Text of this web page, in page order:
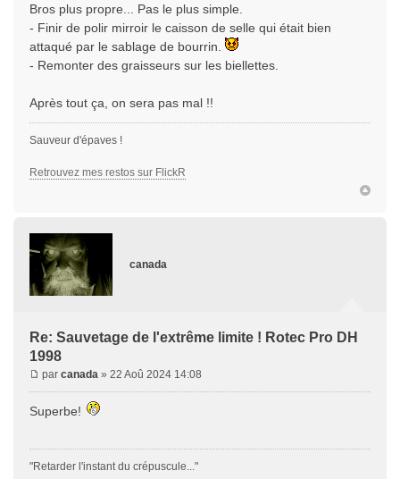
Bros plus propre... Pas le plus simple.
- Finir de polir mirroir le caisson de selle qui était bien
attaqué par le sablage de bourrin.
- Remonter des graisseurs sur les biellettes.
Après tout ça, on sera pas mal !!
Sauveur d'épaves !
Retrouvez mes restos sur FlickR
canada
Re: Sauvetage de l'extrême limite ! Rotec Pro DH
1998
par canada » 22 Aoû 2024 14:08
Superbe!
"Retarder l'instant du crépuscule..."